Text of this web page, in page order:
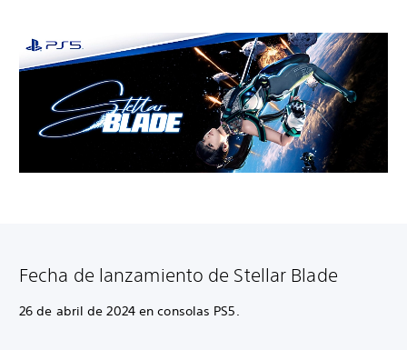
Fecha de lanzamiento de Stellar Blade
26 de abril de 2024 en consolas PS5.